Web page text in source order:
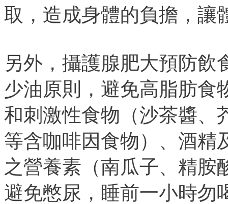
取，造成身體的負擔，讓
另外，攝護腺肥大預防飲
少油原則，避免高脂肪食
和刺激性食物（沙茶醬、
等含咖啡因食物）、酒精
之營養素（南瓜子、精胺
避免憋尿，睡前一小時勿